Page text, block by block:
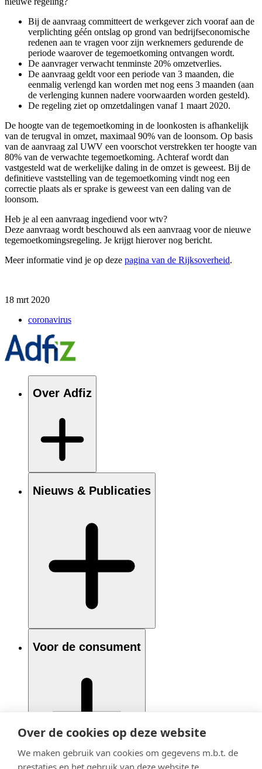
Over de cookies op deze website
We maken gebruik van cookies om gegevens m.b.t. de
prestaties en het gebruik van deze website te
Bij de aanvraag committeert de werkgever zich vooraf aan de
verplichting géén ontslag op grond van bedrijfseconomische
redenen aan te vragen voor zijn werknemers gedurende de
periode waarover de tegemoetkoming ontvangen wordt.
De aanvrager verwacht tenminste 20% omzetverlies.
De aanvraag geldt voor een periode van 3 maanden, die
eenmalig verlengd kan worden met nog eens 3 maanden (aan
de verlenging kunnen nadere voorwaarden worden gesteld).
De regeling ziet op omzetdalingen vanaf 1 maart 2020.
De hoogte van de tegemoetkoming in de loonkosten is afhankelijk
van de terugval in omzet, maximaal 90% van de loonsom. Op basis
van de aanvraag zal UWV een voorschot verstrekken ter hoogte van
80% van de verwachte tegemoetkoming. Achteraf wordt dan
vastgesteld wat de werkelijke daling in de omzet is geweest. Bij de
definitieve vaststelling van de tegemoetkoming vindt nog een
correctie plaats als er sprake is geweest van een daling van de
loonsom.
Heb je al een aanvraag ingediend voorwtv?
Deze aanvraag wordt beschouwd als een aanvraag voor de nieuwe
tegemoetkomingsregeling. Je krijgt hierover nog bericht.
Meer informatie vind je op deze pagina van de Rijksoverheid.
18 mrt 2020
coronavirus
Over Adfiz
Nieuws & Publicaties
Voor de consument